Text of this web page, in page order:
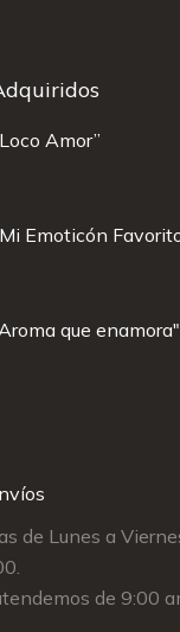
Amor”
Emoticón
que enamora"
de Lunes a
de 9:00